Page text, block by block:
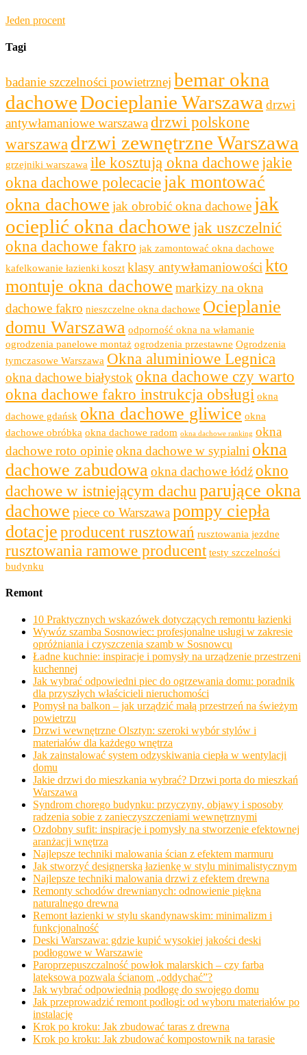
Jeden procent
Tagi
badanie szczelności powietrznej bemar okna
dachoweDocieplanie Warszawa drzwi
antywłamaniowe warszawadrzwi polskone
warszawa drzwi zewnętrzne Warszawa
grzejniki warszawa ile kosztują okna dachowe jakie
okna dachowe polecacie jak montować
okna dachowe jak obrobić okna dachowe jak
ocieplić okna dachowe jak uszczelnić
okna dachowe fakro jak zamontować okna dachowe
kafelkowanie łazienki koszt klasy antywłamaniowości kto
montuje okna dachowe markizy na okna
dachowe fakro nieszczelne okna dachowe Ocieplanie
domu Warszawa odporność okna na włamanie
ogrodzenia panelowe montaż ogrodzenia przestawne Ogrodzenia
tymczasowe Warszawa Okna aluminiowe Legnica
okna dachowe białystok okna dachowe czy warto
okna dachowe fakro instrukcja obsługi okna
dachowe gdańsk okna dachowe gliwice okna
dachowe obróbka okna dachowe radom okna dachowe ranking okna
dachowe roto opinieokna dachowe w sypialni okna
dachowe zabudowa okna dachowe łódźokno
dachowe w istniejącym dachu parujące okna
dachowe piece co Warszawapompy ciepła
dotacje producent rusztowań rusztowania jezdne
rusztowania ramowe producent testy szczelności
budynku
Remont
10 Praktycznych wskazówek dotyczących remontu łazienki
Wywóz szamba Sosnowiec: profesjonalne usługi w zakresie
opróżniania i czyszczenia szamb w Sosnowcu
Ładne kuchnie: inspiracje i pomysły na urządzenie przestrzeni
kuchennej
Jak wybrać odpowiedni piec do ogrzewania domu: poradnik
dla przyszłych właścicieli nieruchomości
Pomysł na balkon – jak urządzić małą przestrzeń na świeżym
powietrzu
Drzwi wewnętrzne Olsztyn: szeroki wybór stylów i
materiałów dla każdego wnętrza
Jak zainstalować system odzyskiwania ciepła w wentylacji
domu
Jakie drzwi do mieszkania wybrać? Drzwi porta do mieszkań
Warszawa
Syndrom chorego budynku: przyczyny, objawy i sposoby
radzenia sobie z zanieczyszczeniami wewnętrznymi
Ozdobny sufit: inspiracje i pomysły na stworzenie efektownej
aranżacji wnętrza
Najlepsze techniki malowania ścian z efektem marmuru
Jak stworzyć designerską łazienkę w stylu minimalistycznym
Najlepsze techniki malowania drzwi z efektem drewna
Remonty schodów drewnianych: odnowienie piękna
naturalnego drewna
Remont łazienki w stylu skandynawskim: minimalizm i
funkcjonalność
Deski Warszawa: gdzie kupić wysokiej jakości deski
podłogowe w Warszawie
Paroprzepuszczalność powłok malarskich – czy farba
lateksowa pozwala ścianom „oddychać”?
Jak wybrać odpowiednią podłogę do swojego domu
Jak przeprowadzić remont podłogi: od wyboru materiałów po
instalację
Krok po kroku: Jak zbudować taras z drewna
Krok po kroku: Jak zbudować kompostownik na tarasie